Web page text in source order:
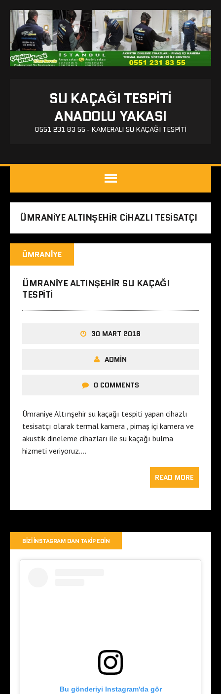
SU KAÇAĞI TESPITI
ANADOLU YAKASI
0551 231 83 55 - KAMERALI SU KAÇAĞI TESPITI
ÜMRANIYE ALTINŞEHIR CIHAZLI TESISATÇI
ÜMRANIYE
ÜMRANIYE ALTINŞEHIR SU KAÇAĞI
TESPITI
30 MART 2016
ADMIN
0 COMMENTS
Ümraniye Altınşehir su kaçağı tespiti yapan cihazlı
tesisatçı olarak termal kamera , pimaş içi kamera ve
akustik dineleme cihazları ile su kaçağı bulma
hizmeti veriyoruz….
READ MORE
BIZI İNSTAGRAM DAN TAKIP EDIN
Bu gönderiyi Instagram'da gör